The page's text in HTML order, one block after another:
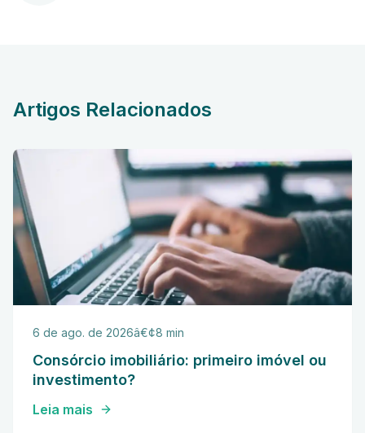
Artigos Relacionados
6 de ago. de 2026â€¢8 min
Consórcio imobiliário: primeiro imóvel ou
investimento?
Leia mais